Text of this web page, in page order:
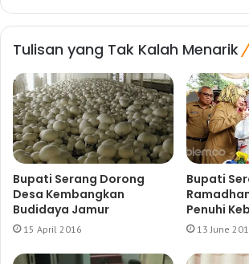
Tulisan yang Tak Kalah Menarik
Bupati Serang Dorong
Desa Kembangkan
Budidaya Jamur
15 April 2016
Bupati
Penuhi
13 June